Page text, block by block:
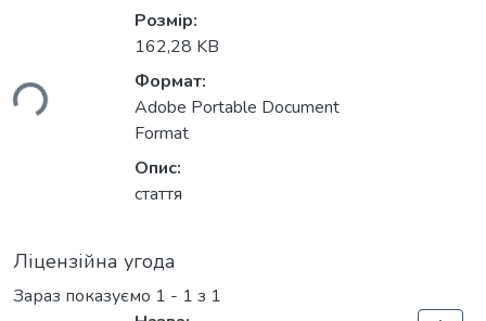
Розмір:
162,28 KB
Формат:
Adobe Portable Document
Format
Опис:
стаття
Ліцензійна угода
Зараз показуємо 1 - 1 з 1